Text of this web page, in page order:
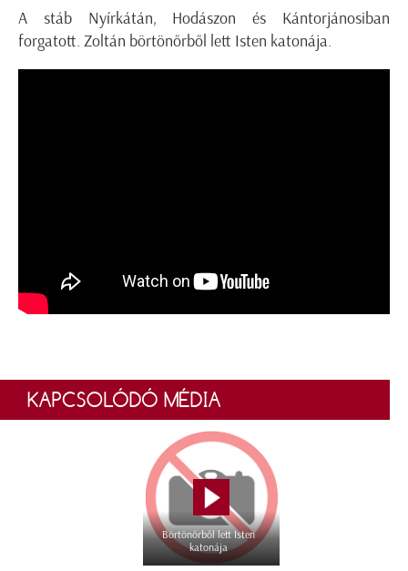
A stáb Nyírkátán, Hodászon és Kántorjánosiban
forgatott. Zoltán börtönőrből lett Isten katonája.
KAPCSOLÓDÓ MÉDIA
Börtönőrből lett Isten
katonája